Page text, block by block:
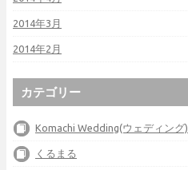
2014年3月
2014年2月
カテゴリー
Komachi Wedding(ウェディング)
くるまる